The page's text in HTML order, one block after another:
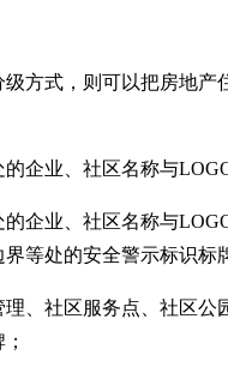
方式，则可以把房地
企业、社区名称与
企业、社区名称与
等处的安全警示标识标
、社区服务点、社区